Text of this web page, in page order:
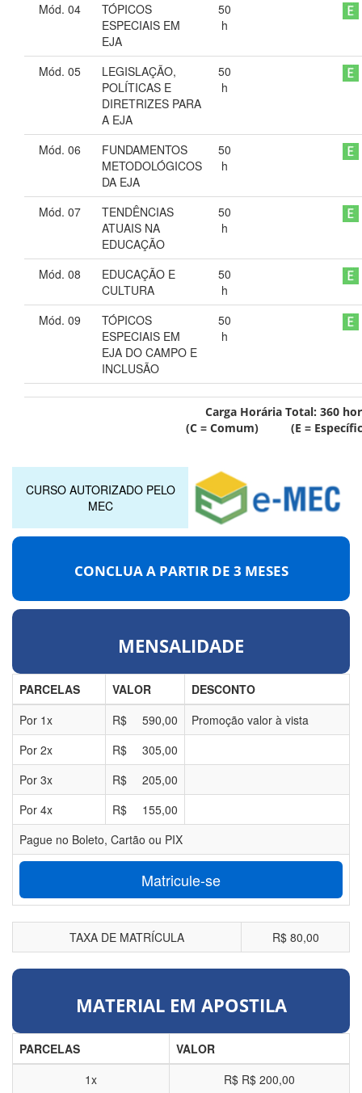
Mód. 04
TÓPICOS
ESPECIAIS EM
EJA
50
h
Mód. 05
LEGISLAÇÃO,
POLÍTICAS E
DIRETRIZES PARA
A EJA
50
h
Mód. 06
FUNDAMENTOS
METODOLÓGICOS
DA EJA
50
h
Mód. 07
TENDÊNCIAS
ATUAIS NA
EDUCAÇÃO
50
h
Mód. 08
EDUCAÇÃO E
CULTURA
50
h
Mód. 09
TÓPICOS
ESPECIAIS EM
EJA DO CAMPO E
INCLUSÃO
50
h
Carga Horária Total: 360
(C = Comum) (E =
CURSO AUTORIZADO PELO
MEC
CONCLUA A PARTIR DE 3 MESES
MENSALIDADE
PARCELAS VALOR
DESCONTO
Por 1x R$ 590,00
Promoção valor à vista
Por 2x R$
305,00
Por 3x R$
205,00
Por 4x R$
155,00
Pague no Boleto, Cartão ou PIX
Matricule-se
TAXA DE MATRÍCULA R$ 80,00
MATERIAL EM APOSTILA
PARCELAS
VALOR
1x
R$ R$ 200,00